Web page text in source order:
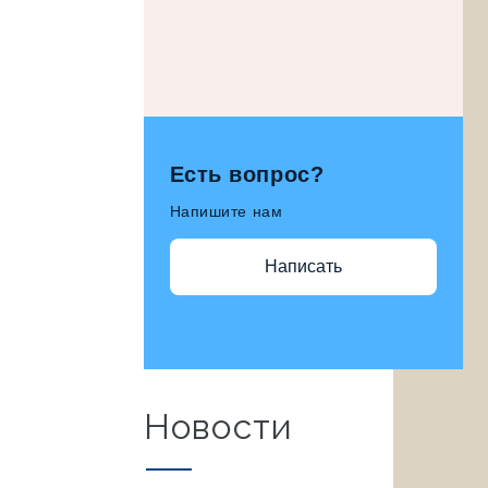
Есть вопрос?
Напишите нам
Написать
Новости